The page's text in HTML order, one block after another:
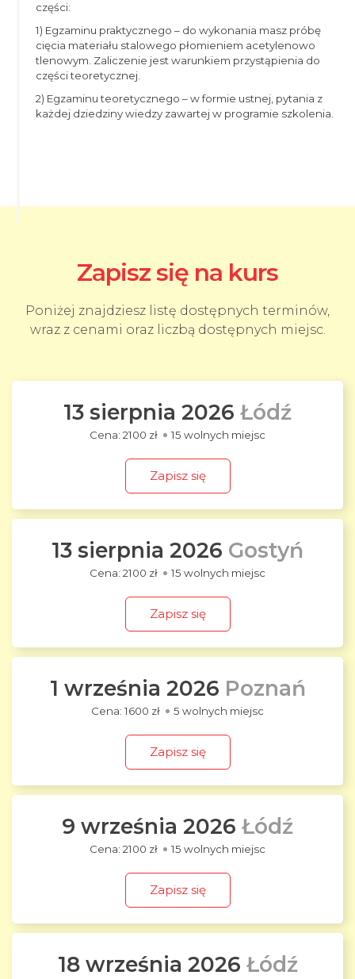
części:
1) Egzaminu praktycznego – do wykonania masz próbę
cięcia materiału stalowego płomieniem acetylenowo
tlenowym. Zaliczenie jest warunkiem przystąpienia do
części teoretycznej.
2) Egzaminu teoretycznego – w formie ustnej, pytania z
każdej dziedziny wiedzy zawartej w programie szkolenia.
Zapisz się na kurs
Poniżej znajdziesz listę dostępnych terminów,
wraz z cenami oraz liczbą dostępnych miejsc.
13 sierpnia 2026 Łódź
2100 zł 15 wolnych miejsc
Zapisz się
13 sierpnia 2026 Gostyń
2100 zł 15 wolnych miejsc
Zapisz się
1 września 2026 Poznań
1600 zł 5 wolnych miejsc
Zapisz się
9 września 2026 Łódź
2100 zł 15 wolnych miejsc
Zapisz się
18 września 2026 Łódź